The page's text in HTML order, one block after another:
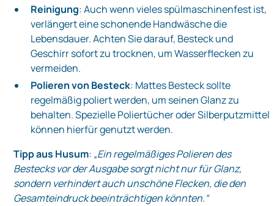
Reinigung: Auch wenn vieles spülmaschinenfest ist,
verlängert eine schonende Handwäsche die
Lebensdauer. Achten Sie darauf, Besteck und
Geschirr sofort zu trocknen, um Wasserflecken zu
vermeiden.
Polieren von Besteck: Mattes Besteck sollte
regelmäßig poliert werden, um seinen Glanz zu
behalten. Spezielle Poliertücher oder Silberputzmittel
können hierfür genutzt werden.
Tipp aus Husum: „Ein regelmäßiges Polieren des
Bestecks vor der Ausgabe sorgt nicht nur für Glanz,
sondern verhindert auch unschöne Flecken, die den
Gesamteindruck beeinträchtigen könnten.“